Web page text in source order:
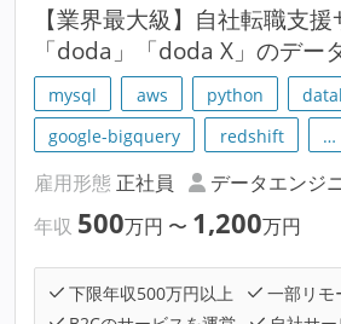
【業界最大級】自社転職支
「doda」「doda X」のデー
mysql aws python
google-bigquery
redshift …
雇用形態 正社員 データエンジ
年収 500万円 〜 1,200万円
下限年収500万円以上
一部リモ